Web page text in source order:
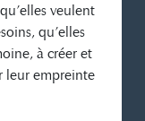
veulent
qu’elles
à créer et
leur empreinte